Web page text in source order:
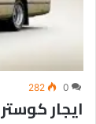
0
282
ايجار كوستر 24 رحلات الاسكندرية